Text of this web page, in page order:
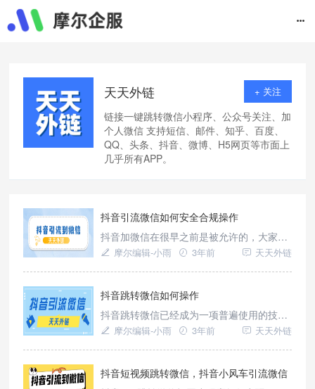
天天外链 + 关注
链接一键跳转微信小程序、公众号关注、加
个人微信 支持短信、邮件、知乎、百度、
QQ、头条、抖音、微博、H5网页等市面上
几乎所有APP。
抖音引流微信如何安全合规操作
抖音加微信在很早之前是被允许的，大家可
以将微信号放置在个人介绍中。然而，随着
为了避免被判定为违规，我们需要顺应平台
规则，采取平台允许或者默许的内容方式来
进行抖音引流微信。抖音引流微信最担心的
就是违规问题，因为平台的规则一直在
摩尔编辑-小雨 3年前 天天外链
抖音跳转微信如何操作
抖音跳转微信已经成为一项普遍使用的技
术，主要受益于之前政策倡导互联互通的影
打开抖音。因此，对于想要获取流量的人来
说，在抖音中获取流量是不可放弃的选择。
摩尔编辑-小雨 3年前 天天外链
抖音短视频跳转微信，抖音小风车引流微信